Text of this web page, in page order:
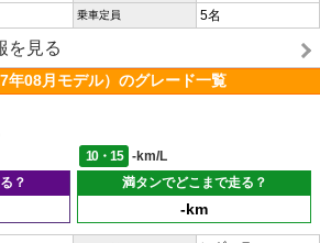
乗車定員 5名
を見る
年08月モデル）のグレード一覧
10・15
-km/L
？
満タンでどこまで走る？
-km